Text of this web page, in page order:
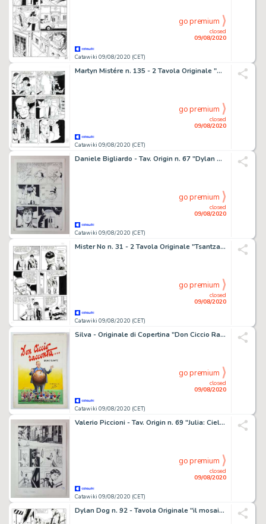
Catawiki 09/08/2020 (CET)
closed
09/08/2020
go premium
Martyn Mistére n. 135 - 2 Tavola Originale "Catacombe!" - First edition - (1983)
Catawiki 09/08/2020 (CET)
closed
09/08/2020
go premium
Daniele Bigliardo - Tav. Origin n. 67 "Dylan Dog: L'Erede Oscuro - Lo Scettro di Oktar" - Loose page - First edition - (2010)
Catawiki 09/08/2020 (CET)
closed
09/08/2020
go premium
Mister No n. 31 - 2 Tavola Originale "Tsantzas" - Loose page - First edition - (1977)
Catawiki 09/08/2020 (CET)
closed
09/08/2020
go premium
Silva - Originale di Copertina "Don Ciccio Racconta..." - Firmato - Loose page - First edition - (1945)
Catawiki 09/08/2020 (CET)
closed
09/08/2020
go premium
Valerio Piccioni - Tav. Origin n. 69 "Julia: Cielo Nero" - Firmata - Loose page - First edition - (2000)
Catawiki 09/08/2020 (CET)
closed
09/08/2020
go premium
Dylan Dog n. 92 - Tavola Originale "il mosaico dell'orrore" Roi - Loose page - First edition - (1994)